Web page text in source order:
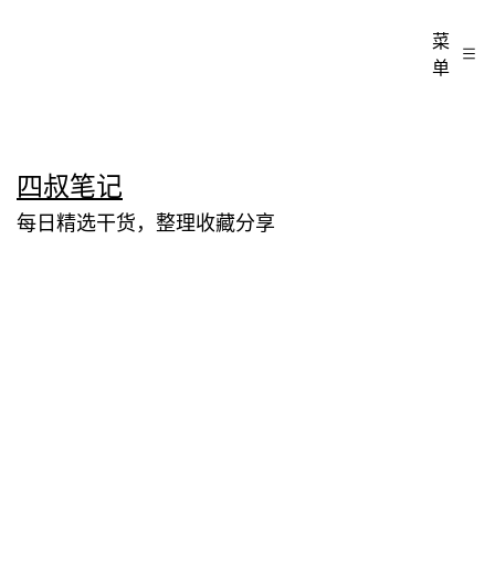
至
内
四叔笔记
每日精选干货，整理收藏分享
菜
单